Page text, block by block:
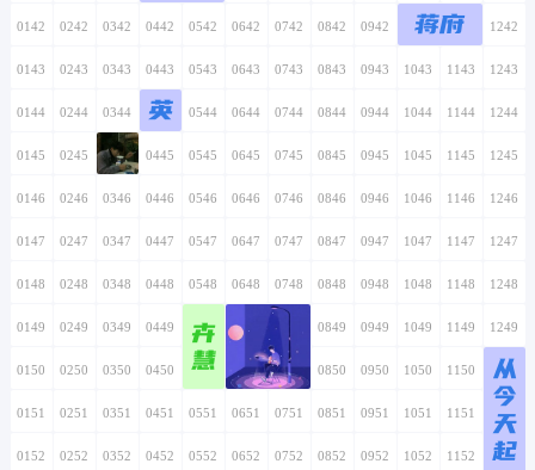
0142 0242 0342 0442 0542 0642 0742 0842 0942 1042
蒋府
1142 1242
0143 0243 0343 0443 0543 0643 0743 0843 0943 1043 1143 1243
0144 0244 0344 0444
英 0544 0644 0744 0844 0944 1044 1144 1244
0145 0245 0345 0445 0545 0645 0745 0845 0945 1045 1145 1245
0146 0246 0346 0446 0546 0646 0746 0846 0946 1046 1146 1246
0147 0247 0347 0447 0547 0647 0747 0847 0947 1047 1147 1247
0148 0248 0348 0448 0548 0648 0748 0848 0948 1048 1148 1248
0149 0249 0349 0449 0549
卉
慧
0649 0749 0849 0949 1049 1149 1249
0150 0250 0350 0450 0550 0650 0750 0850 0950 1050 1150 1250
从
今
天
起
0151 0251 0351 0451 0551 0651 0751 0851 0951 1051 1151 1251
0152 0252 0352 0452 0552 0652 0752 0852 0952 1052 1152 1252